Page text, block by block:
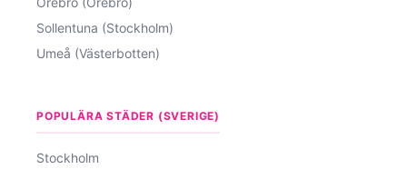
Sollentuna (Stockholm)
Umeå (Västerbotten)
POPULÄRA STÄDER (SVERIGE)
Stockholm